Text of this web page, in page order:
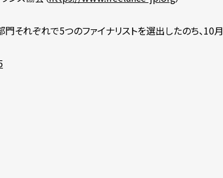
それぞれで5つのファイナリストを選出したのち、10月